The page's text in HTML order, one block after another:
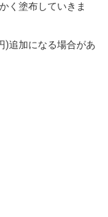
く塗布していきま
)追加になる場合があ